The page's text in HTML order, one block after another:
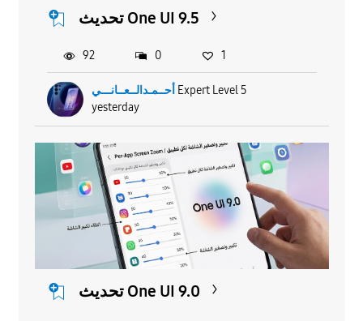
تحديث One UI 9.5
أحــمـدالــعــانـــي Expert Level 5
yesterday
92 0 1
تحديث One UI 9.0